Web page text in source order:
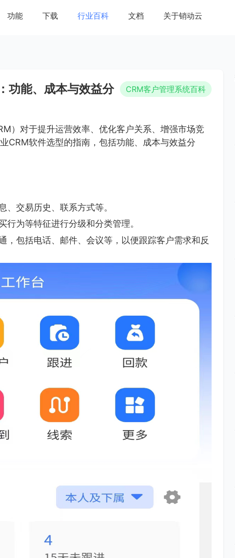
功能 下载 行业百科 文档 关于销动云
功能、成本与效益分
CRM客户管理系统百科
）对于提升运营效率、优化客户关系、增强市场竞
CRM软件选型的指南，包括功能、成本与效益分
交易历史、联系方式等。
为等特征进行分级和分类管理。
，包括电话、邮件、会议等，以便跟踪客户需求和反